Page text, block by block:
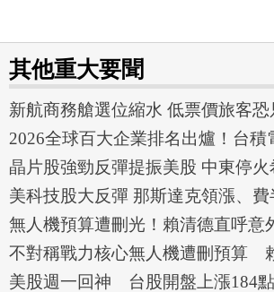
其他重大要聞
新航商務艙選位縮水 低票價旅客恐
2026全球百大企業排名出爐！台積
晶片股強勁反彈提振美股 中東停火
美科技股大反彈 那斯達克領漲、費
無人機預算遭刪光！賴清德直呼意
不對稱戰力核心無人機遭刪預算
美股週一回神 台股開盤上漲184點